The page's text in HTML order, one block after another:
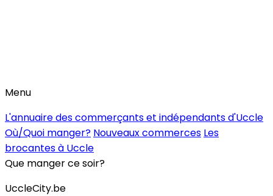
Menu
L'annuaire des commerçants et indépendants d'Uccle
Où/Quoi manger? Nouveaux commerces Les
brocantes à Uccle
Que manger ce soir?
UccleCity.be